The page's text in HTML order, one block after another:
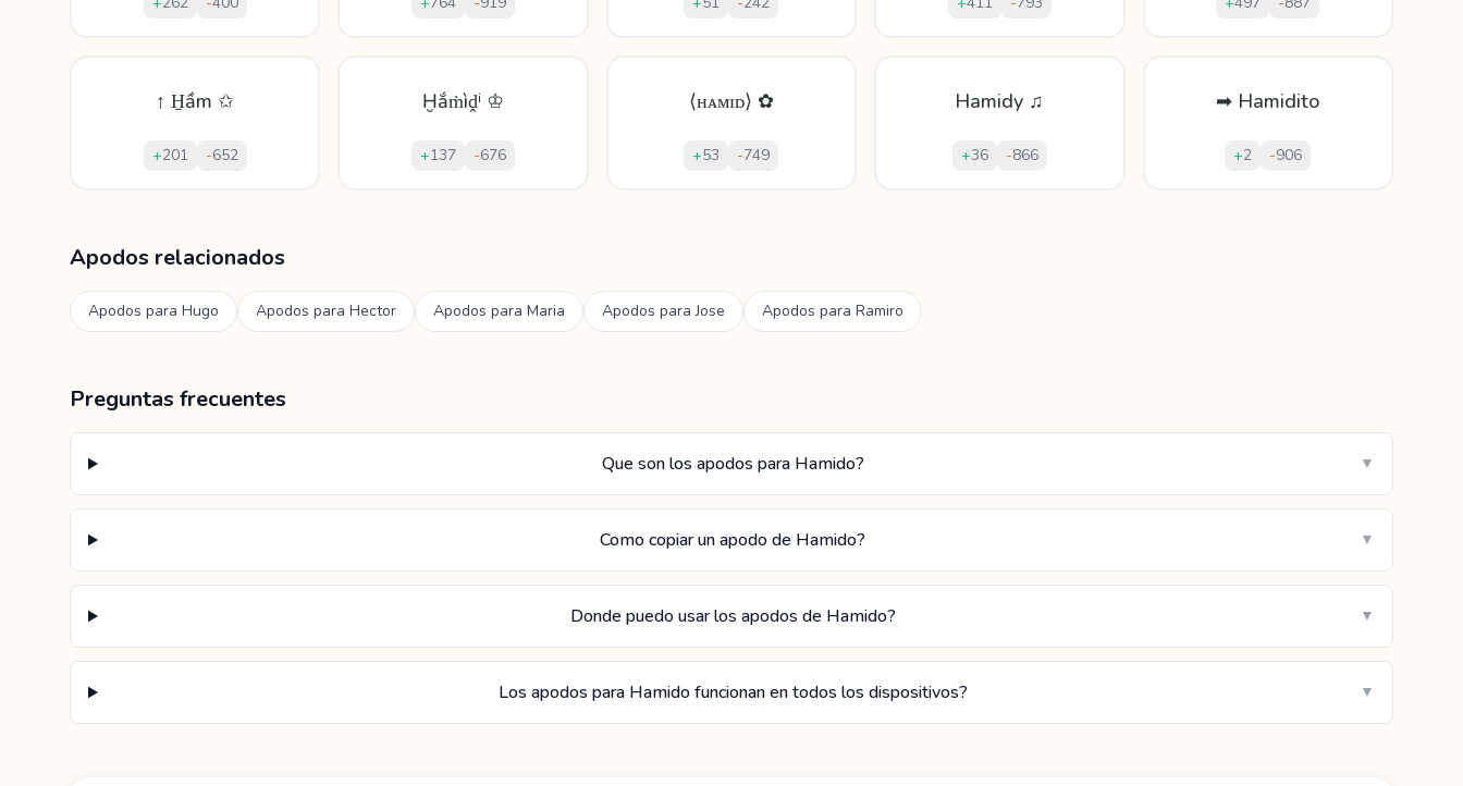
↑ H̱ầm ✩
+201 -652
Ḫắṁìḓⁱ ♔
+137 -676
⟨ʜᴀᴍɪᴅ⟩ ✿
+53 -749
Hamidy ♫
+36 -866
➡ Hamidito
+2 -906
Apodos relacionados
Apodos para Hugo Apodos para Hector Apodos para Maria Apodos paraJose Apodos para Ramiro
Preguntas frecuentes
Que son los apodos para Hamido? ▼
Como copiar un apodo de Hamido? ▼
Donde puedo usar los apodos de Hamido? ▼
Los apodos para Hamido funcionan en todos los dispositivos? ▼